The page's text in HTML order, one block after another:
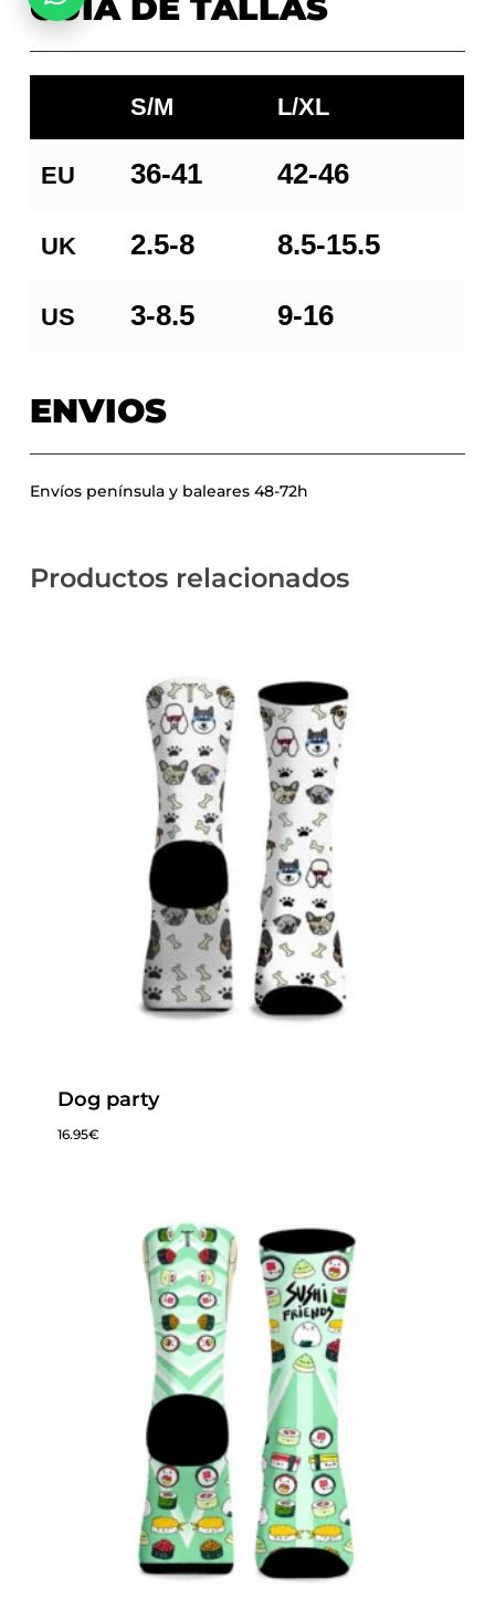
S/M L/XL
EU 36-41 42-46
UK 2.5-8 8.5-15.5
US 3-8.5 9-16
ENVIOS
Envíos península y baleares 48-72h
Productos relacionados
Dog party
16.95€